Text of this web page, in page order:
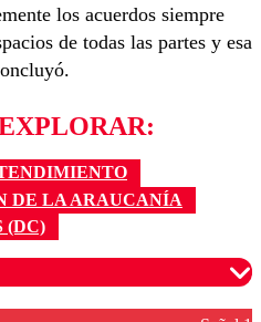
los acuerdos siempre
de todas las partes y esa
DE LA ARAUCANÍA
(DC)